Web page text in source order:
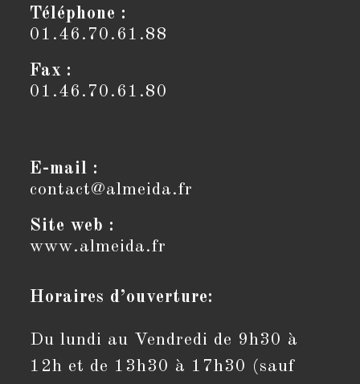
Téléphone :
01.46.70.61.88
Fax :
01.46.70.61.80
E-mail :
contact@almeida.fr
Site web :
www.almeida.fr
Horaires d’ouverture:
Du lundi au Vendredi de 9h30 à
12h et de 13h30 à 17h30 (sauf